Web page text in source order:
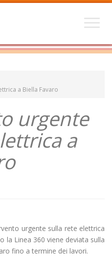
a Biella Favaro
urgente
a
urgente sulla rete elettrica
la Linea 360 viene deviata sulla
fino a termine dei lavori.